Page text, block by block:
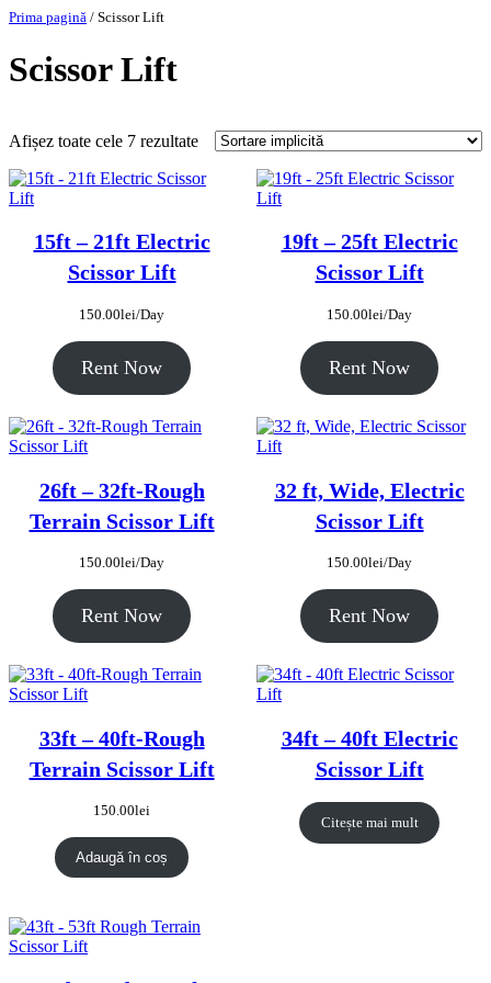
Sari
conținut
Prima pagină / Scissor Lift
Scissor Lift
Afișez toate cele 7 rezultate
15ft – 21ft Electric
Scissor Lift
150.00lei/Day
Rent Now
19ft – 25ft Electric
Scissor Lift
150.00lei/Day
Rent Now
26ft – 32ft-Rough
Terrain Scissor Lift
150.00lei/Day
Rent Now
32 ft, Wide, Electric
Scissor Lift
150.00lei/Day
Rent Now
33ft – 40ft-Rough
Terrain Scissor Lift
150.00lei
Adaugă în coș
34ft – 40ft Electric
Scissor Lift
Citește mai mult